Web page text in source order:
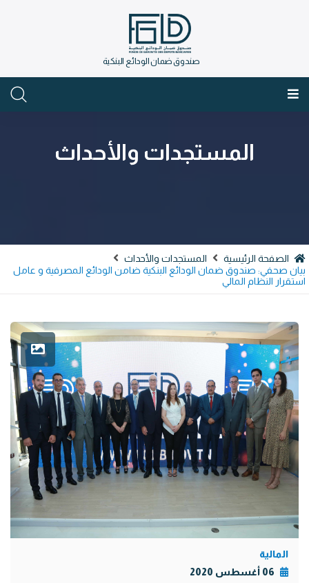
صندوق ضمان الودائع البنكية
المستجدات والأحداث
الصفحة الرئيسية
المستجدات والأحداث
صحفي: صندوق ضمان الودائع البنكية ضامن الودائع المصرفية و عامل
النظام المالي
المالية
06 أغسطس 2020